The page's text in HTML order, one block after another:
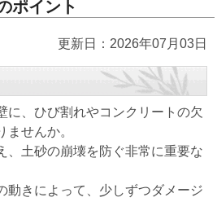
ポイント
更新日：2026年07月03日
に、ひび割れやコンクリートの欠
せんか。
、土砂の崩壊を防ぐ非常に重要な
動きによって、少しずつダメージ